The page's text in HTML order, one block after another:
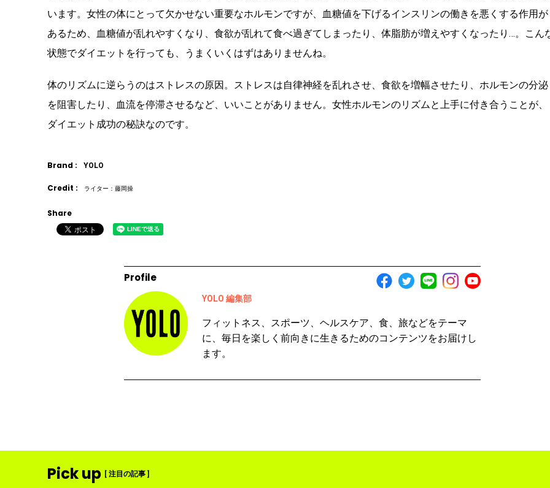
います。女性の体にとって欠かせない重要なホルモンですが、血糖値を下げるインスリンの働きを悪くする作用が
あるため、血糖値が乱れやすくなり、食欲が乱れて食べ過ぎてしまったり、体脂肪が増えやすくなったり…。こん
状態でダイエットを行っても、うまくいくはずはありませんね。
体のリズムに逆らうのはストレスの原因。ストレスは自律神経を乱れさせ、食欲を増幅させたり、ホルモンの分泌
を阻害したり、血流を停滞させるなど、いいことがありません。女性ホルモンのリズムと上手に付き合うことが、
ダイエット成功の秘訣なのです。
Brand : YOLO
Credit : ライター：藤岡操
Share
Profile
YOLO 編集部
フィットネス、スポーツ、ヘルスケア、食、旅などをテーマ
に、毎日を楽しく前向きに生きるためのコンテンツをお届けし
ます。
Pick up [ 注目の記事 ]